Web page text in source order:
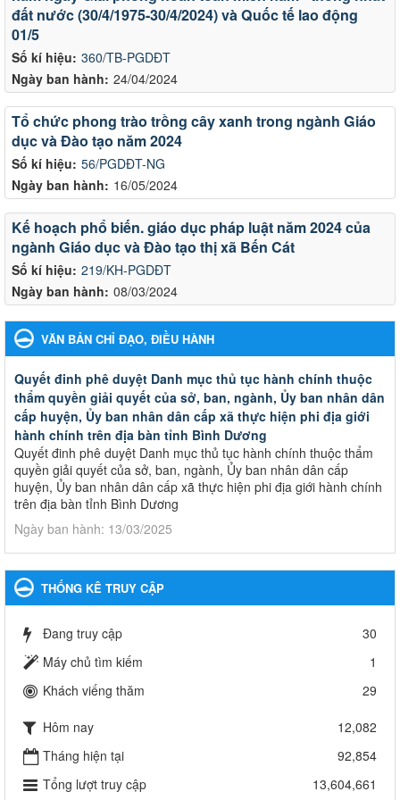
Số kí hiệu: 360/TB-PGDĐT
Ngày ban hành: 24/04/2024
đất nước (30/4/1975-30/4/2024) và Quốc tế lao động
01/5
Số kí hiệu: 56/PGDĐT-NG
Ngày ban hành: 16/05/2024
Tổ chức phong trào trồng cây xanh trong ngành Giáo
dục và Đào tạo năm 2024
Số kí hiệu: 219/KH-PGDĐT
Ngày ban hành: 08/03/2024
Kế hoạch phổ biến. giáo dục pháp luật năm 2024 của
ngành Giáo dục và Đào tạo thị xã Bến Cát
VĂN BẢN CHỈ ĐẠO, ĐIỀU HÀNH
Quyết đinh phê duyệt Danh mục thủ tục hành chính thuộc
thẩm quyền giải quyết của sở, ban, ngành, Ủy ban nhân dân
cấp huyện, Ủy ban nhân dân cấp xã thực hiện phi địa giới
hành chính trên địa bàn tỉnh Bình Dương
Quyết đinh phê duyệt Danh mục thủ tục hành chính thuộc thẩm
quyền giải quyết của sở, ban, ngành, Ủy ban nhân dân cấp
huyện, Ủy ban nhân dân cấp xã thực hiện phi địa giới hành chính
trên địa bàn tỉnh Bình Dương
Ngày ban hành: 13/03/2025
Giáo dục và Đào tạo thành phố Bến Cát
Kế hoạch Phổ biến, giáo dục pháp luật năm 2025 của ngành
Ngày ban hành: 28/02/2025
vực giáo dục đào tạo thuộc hệ giáo dục quốc dân và cơ sở
và Đào tạo, Ủy ban nhân dân cấp huyện
Quyết định công bố thủ tục hành chính bị bãi bỏ trong lĩnh vực
giáo dục đào tạo thuộc hệ giáo dục quốc dân và cơ sở giáo dục
khác thuộc thẩm quyền giải quyết của Sở Giáo dục và Đào tạo,
THỐNG KÊ TRUY CẬP
Đang truy cập
30
Máy chủ tìm kiếm
1
Khách viếng thăm
29
Hôm nay
12,082
Tháng hiện tại
92,854
Tổng lượt truy cập
13,604,661